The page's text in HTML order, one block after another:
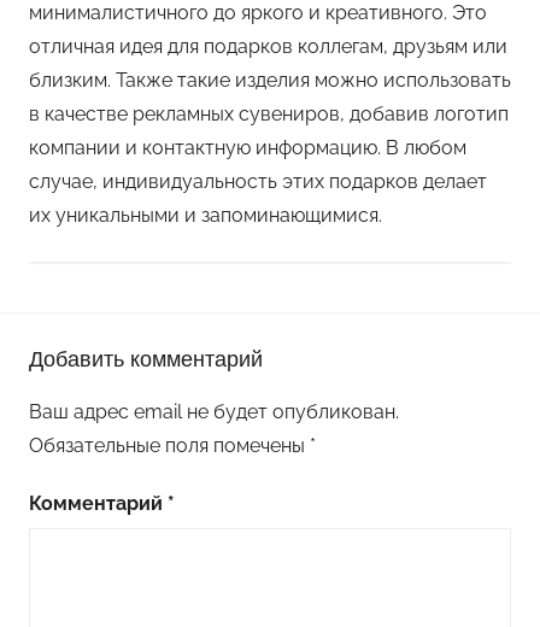
минималистичного до яркого и креативного. Это
отличная идея для подарков коллегам, друзьям или
близким. Также такие изделия можно использовать
в качестве рекламных сувениров, добавив логотип
компании и контактную информацию. В любом
случае, индивидуальность этих подарков делает
их уникальными и запоминающимися.
о
е
л
Добавить комментарий
Ваш адрес email не будет опубликован.
Обязательные поля помечены *
Комментарий *